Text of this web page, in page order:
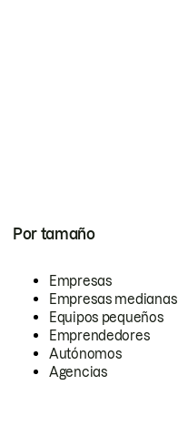
Por tamaño
Empresas
Empresas medianas
Equipos pequeños
Emprendedores
Autónomos
Agencias